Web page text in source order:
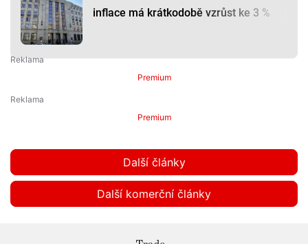
inflace má krátkodobě vzrůst ke 3 %
Premium
Premium
Další články
Další komerční články